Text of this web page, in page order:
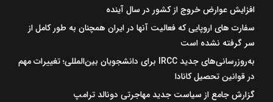
افزایش عوارض خروج از کشور در سال آینده
سفارت های اروپایی که فعالیت آنها در ایران همچنان به طور کامل از
سر گرفته نشده است
به‌روزرسانی‌های جدید IRCC برای دانشجویان بین‌المللی؛ تغییرات مهم
در قوانین تحصیل کانادا
گزارش جامع از سیاست جدید مهاجرتی دونالد ترامپ